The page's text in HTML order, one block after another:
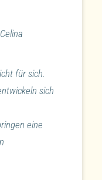
Celina
für sich.
sich
eine